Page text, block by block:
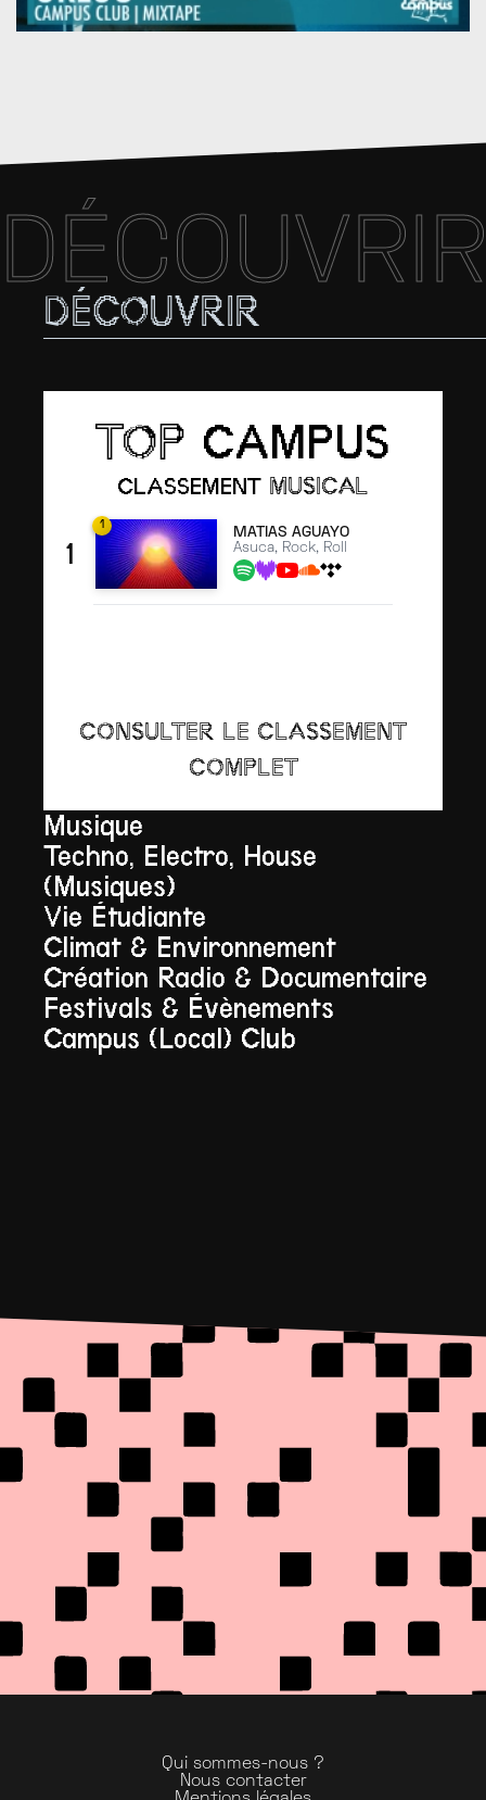
DÉCOUVRIR
DÉCOUVRIR
TOP CAMPUS
CLASSEMENT MUSICAL
1
1
MATIAS AGUAYO
Asuca, Rock, Roll
CONSULTER LE CLASSEMENT
COMPLET
Musique
Techno, Electro, House
(musiques)
Vie Étudiante
Climat & Environnement
Création Radio & Documentaire
Festivals & Évènements
Campus (local) Club
Qui sommes-nous ?
Nous contacter